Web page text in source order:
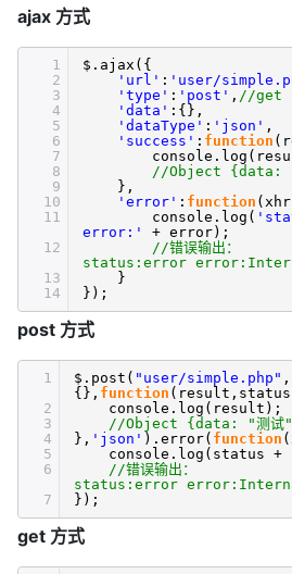
ajax 方式
1
2
3
4
5
6
7
8
9
10
11
12
13
14
$.ajax({
'url' : 'user/
'type' : 'post' , //get
'data' :{},
'dataType' : 'json' ,
'success' : function
//Object {data:
},
'error' : function
console.log(
error:'
+ error);
//错误输出：
status:error
}
});
post 方式
1
2
3
4
5
6
7
$.post( "user/simple.php" ,
{}, function
console.log(result);
//Object {data: "测试
}, 'json' ).error( function
console.log(status +
//错误输出：
status:error
});
get 方式